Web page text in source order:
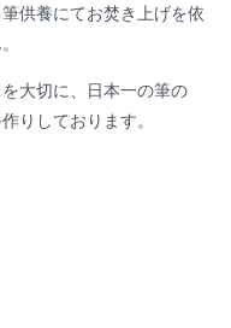
供養にてお焚き上げを依
大切に、日本一の筆の
りしております。